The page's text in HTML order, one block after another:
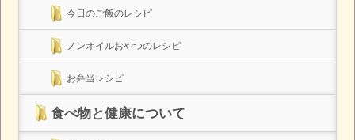
今日のご飯のレシピ
ノンオイルおやつのレシピ
お弁当レシピ
食べ物と健康について